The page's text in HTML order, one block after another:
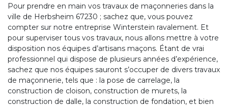
Pour prendre en main vos travaux de maçonneries dans la
ville de Herbsheim 67230 ; sachez que, vous pouvez
compter sur notre entreprise Winterstein ravalement. Et
pour superviser tous vos travaux, nous allons mettre à votre
disposition nos équipes d’artisans maçons. Étant de vrai
professionnel qui dispose de plusieurs années d’expérience,
sachez que nos équipes sauront s’occuper de divers travaux
de maçonnerie, tels que : la pose de carrelage, la
construction de cloison, construction de murets, la
construction de dalle, la construction de fondation, et bien